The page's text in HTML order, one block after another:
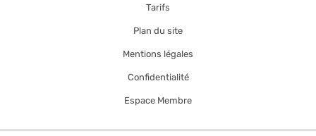
Tarifs
Plan du site
Mentions légales
Confidentialité
Espace Membre